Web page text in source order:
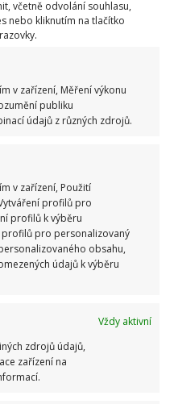
včetně odvolání souhlasu,
nebo kliknutím na tlačítko
v zařízení, Měření výkonu
publiku
údajů z různých zdrojů.
v zařízení, Použití
profilů pro
profilů k výběru
profilů pro personalizovaný
obsahu,
údajů k výběru
Vždy aktivní
zdrojů údajů,
zařízení na
z klasické pračky sušičku
fi. Postačí k tomu ručník
na odstřeďování
kdy je právě u vás
A pak můžete po
hodin, využívat řadu
běží hlavně v noci
startem,
ušetřit